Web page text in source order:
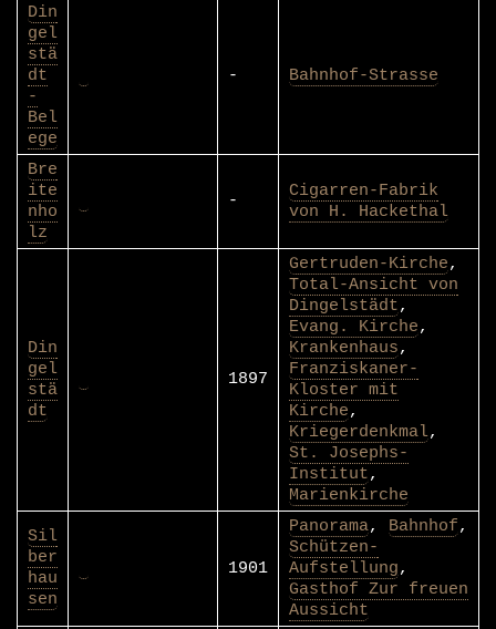
Din
gel
stä
dt
-
Bel
ege
- Bahnhof-Strasse
Bre
ite
nho
lz
-
Cigarren-Fabrik
von H. Hackethal
Din
gel
stä
dt
1897
Gertruden-Kirche,
Total-Ansicht von
Dingelstädt,
Evang. Kirche,
Krankenhaus,
Franziskaner-
Kloster mit
Kirche,
Kriegerdenkmal,
St. Josephs-
Institut,
Marienkirche
Sil
ber
hau
sen
1901
Panorama, Bahnhof,
Schützen-
Aufstellung,
Gasthof Zur freuen
Aussicht